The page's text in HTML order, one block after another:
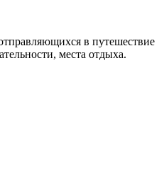
в путешествие
места отдыха.